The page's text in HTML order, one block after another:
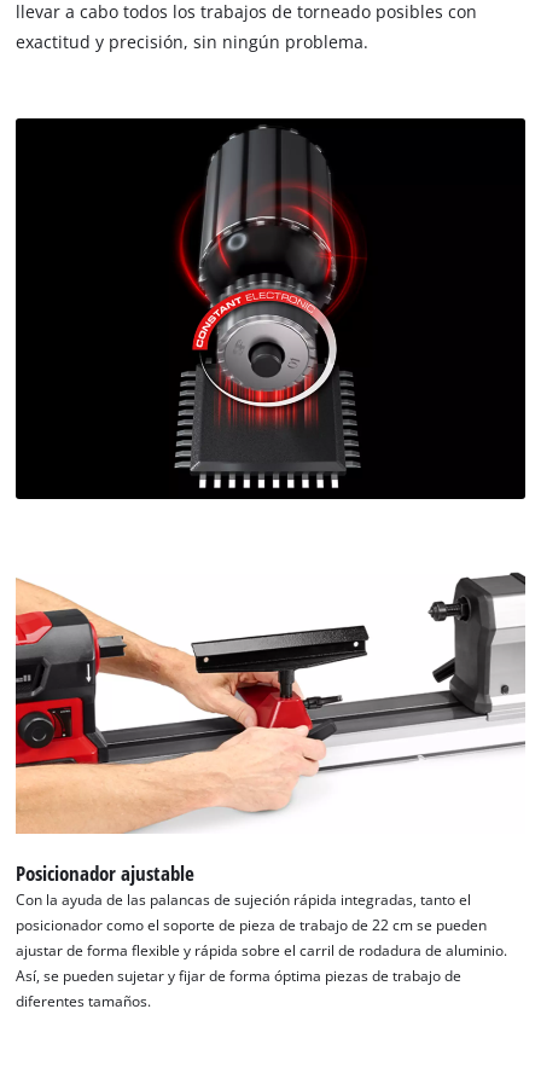
llevar a cabo todos los trabajos de torneado posibles con
exactitud y precisión, sin ningún problema.
Posicionador ajustable
Con la ayuda de las palancas de sujeción rápida integradas, tanto el
posicionador como el soporte de pieza de trabajo de 22 cm se pueden
ajustar de forma flexible y rápida sobre el carril de rodadura de aluminio.
Así, se pueden sujetar y fijar de forma óptima piezas de trabajo de
diferentes tamaños.